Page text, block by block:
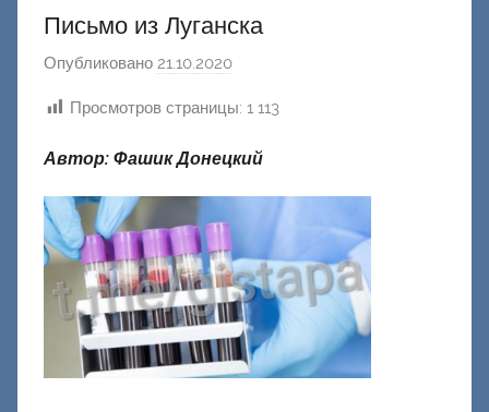
Письмо из Луганска
Опубликовано 21.10.2020
т
Ф
а
ш
и
к
Просмотров страницы: 1 113
Автор: Фашик Донецкий